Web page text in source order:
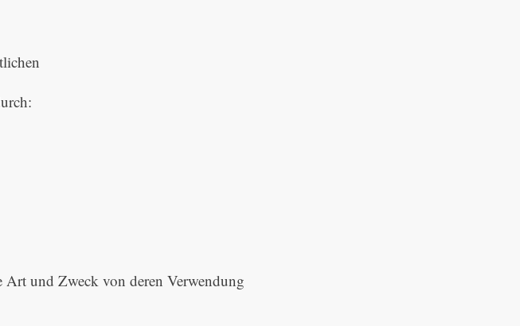
Art und Zweck von deren Verwendung